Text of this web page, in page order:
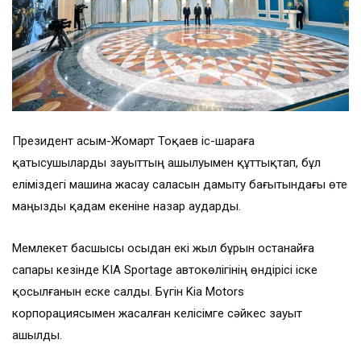
Президент Қасым-Жомарт Тоқаев іс-шараға
қатысушыларды зауыттың ашылуымен құттықтап, бұл
еліміздегі машина жасау саласын дамыту бағытындағы өте
маңызды қадам екеніне назар аударды.
Мемлекет басшысы осыдан екі жыл бұрын Қостанайға
сапары кезінде KIA Sportage автокөлігінің өндірісі іске
қосылғанын еске салды. Бүгін Kia Motors
корпорациясымен жасалған келісімге сәйкес зауыт
ашылды.